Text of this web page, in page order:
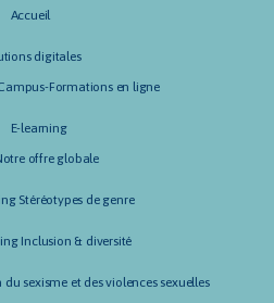
Accueil
digitales
Formations en ligne
E-learning
offre globale
Stéréotypes de genre
Inclusion & diversité
sexisme et des violences sexuelles